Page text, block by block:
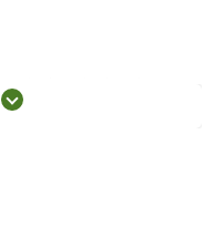
新宿区立落合中学校